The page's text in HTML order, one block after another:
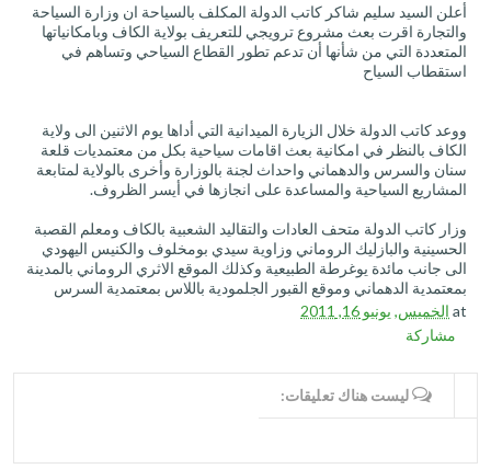
أعلن السيد سليم شاكر كاتب الدولة المكلف بالسياحة ان وزارة السياحة
والتجارة اقرت بعث مشروع ترويجي للتعريف بولاية الكاف وبامكانياتها
المتعددة التي من شأنها أن تدعم تطور القطاع السياحي وتساهم في
استقطاب السياح
ووعد كاتب الدولة خلال الزيارة الميدانية التي أداها يوم الاثنين الى ولاية
الكاف بالنظر في امكانية بعث اقامات سياحية بكل من معتمديات قلعة
سنان والسرس والدهماني واحداث لجنة بالوزارة وأخرى بالولاية لمتابعة
المشاريع السياحية والمساعدة على انجازها في أيسر الظروف.
وزار كاتب الدولة متحف العادات والتقاليد الشعبية بالكاف ومعلم القصبة
الحسينية والبازليك الروماني وزاوية سيدي بومخلوف والكنيس اليهودي
الى جانب مائدة يوغرطة الطبيعية وكذلك الموقع الاثري الروماني بالمدينة
بمعتمدية الدهماني وموقع القبور الجلمودية باللاس بمعتمدية السرس
at الخميس, يونيو 16, 2011
مشاركة
ليست هناك تعليقات:
WRITE COMMENTS